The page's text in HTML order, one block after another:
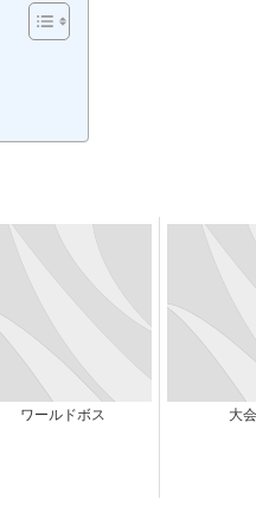
ワールドボス 大